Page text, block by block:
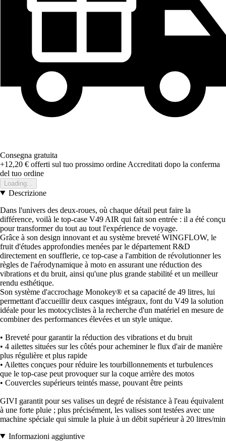
Consegna gratuita
+12,20 € offerti sul tuo prossimo ordine Accreditati dopo la conferma
del tuo ordine
Loading...
Descrizione
Dans l'univers des deux-roues, où chaque détail peut faire la
différence, voilà le top-case V49 AIR qui fait son entrée : il a été conçu
pour transformer du tout au tout l'expérience de voyage.
Grâce à son design innovant et au système breveté WINGFLOW, le
fruit d'études approfondies menées par le département R&D
directement en soufflerie, ce top-case a l'ambition de révolutionner les
règles de l'aérodynamique à moto en assurant une réduction des
vibrations et du bruit, ainsi qu'une plus grande stabilité et un meilleur
rendu esthétique.
Son système d'accrochage Monokey® et sa capacité de 49 litres, lui
permettant d'accueillir deux casques intégraux, font du V49 la solution
idéale pour les motocyclistes à la recherche d'un matériel en mesure de
combiner des performances élevées et un style unique.
• Breveté pour garantir la réduction des vibrations et du bruit
• 4 ailettes situées sur les côtés pour acheminer le flux d'air de manière
plus régulière et plus rapide
• Ailettes conçues pour réduire les tourbillonnements et turbulences
que le top-case peut provoquer sur la coque arrière des motos
• Couvercles supérieurs teintés masse, pouvant être peints
GIVI garantit pour ses valises un degré de résistance à l'eau équivalent
à une forte pluie ; plus précisément, les valises sont testées avec une
machine spéciale qui simule la pluie à un débit supérieur à 20 litres/min
Informazioni aggiuntive